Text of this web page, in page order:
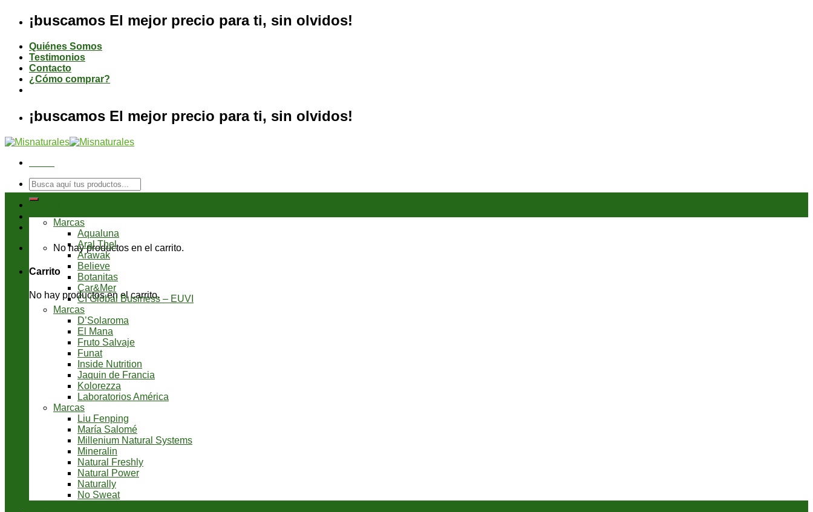
¡buscamos El mejor precio para ti, sin olvidos!
Quiénes Somos
Testimonios
Contacto
¿Cómo comprar?
¡buscamos El mejor precio para ti, sin olvidos!
Buscar
por:
No hay productos en el carrito.
Carrito
No hay productos en el carrito.
Marcas
Aqualuna
Aral Thel
Arawak
Believe
Botanitas
Car&Mer
CI Global Business – EUVI
Marcas
D’Solaroma
El Mana
Fruto Salvaje
Funat
Inside Nutrition
Jaquin de Francia
Kolorezza
Laboratorios América
Marcas
Liu Fenping
María Salomé
Millenium Natural Systems
Mineralin
Natural Freshly
Natural Power
Naturally
No Sweat